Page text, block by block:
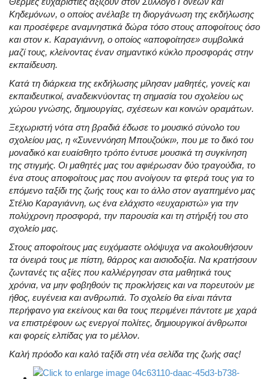
Κηδεμόνων, ο οποίος ανέλαβε τη διοργάνωση της εκδήλωσης
και προσέφερε αναμνηστικά δώρα τόσο στους αποφοίτους όσο
και στον κ. Καραγιάννη, ο οποίος «αποφοίτησε» συμβολικά
μαζί τους, κλείνοντας έναν σημαντικό κύκλο προσφοράς στην
εκπαίδευση.
Κατά τη διάρκεια της εκδήλωσης μίλησαν μαθητές, γονείς και
εκπαιδευτικοί, αναδεικνύοντας τη σημασία του σχολείου ως
χώρου γνώσης, δημιουργίας, σχέσεων και κοινών οραμάτων.
Ξεχωριστή νότα στη βραδιά έδωσε το μουσικό σύνολο του
σχολείου μας, η «Συνεννόηση Μπουζούκι», που με το δικό του
μοναδικό και ευαίσθητο τρόπο έντυσε μουσικά τη συγκίνηση
της στιγμής. Οι μαθητές μας του αφιέρωσαν δύο τραγούδια, το
ένα στους αποφοίτους μας που ανοίγουν τα φτερά τους για το
επόμενο ταξίδι της ζωής τους και το άλλο στον αγαπημένο μας
Στέλιο Καραγιάννη, ως ένα ελάχιστο «ευχαριστώ» για την
πολύχρονη προσφορά, την παρουσία και τη στήριξή του στο
σχολείο μας.
Στους αποφοίτους μας ευχόμαστε ολόψυχα να ακολουθήσουν
τα όνειρά τους με πίστη, θάρρος και αισιοδοξία. Να κρατήσουν
ζωντανές τις αξίες που καλλιέργησαν στα μαθητικά τους
χρόνια, να μην φοβηθούν τις προκλήσεις και να πορευτούν με
ήθος, ευγένεια και ανθρωπιά. Το σχολείο θα είναι πάντα
περήφανο για εκείνους και θα τους περιμένει πάντοτε με χαρά
να επιστρέφουν ως ενεργοί πολίτες, δημιουργικοί άνθρωποι
και φορείς ελπίδας για το μέλλον.
Καλή πρόοδο και καλό ταξίδι στη νέα σελίδα της ζωής σας!